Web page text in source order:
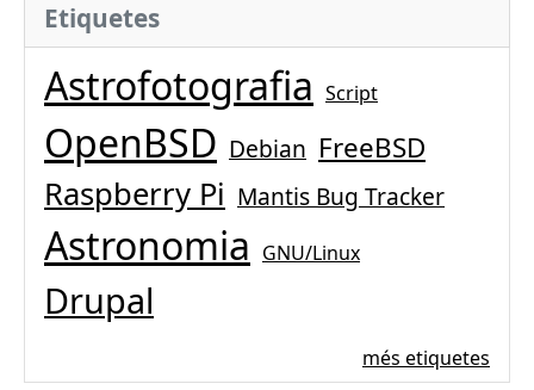
Etiquetes
Astrofotografia Script
OpenBSD Debian FreeBSD
Raspberry Pi Mantis Bug Tracker
Astronomia GNU/Linux
Drupal
més etiquetes